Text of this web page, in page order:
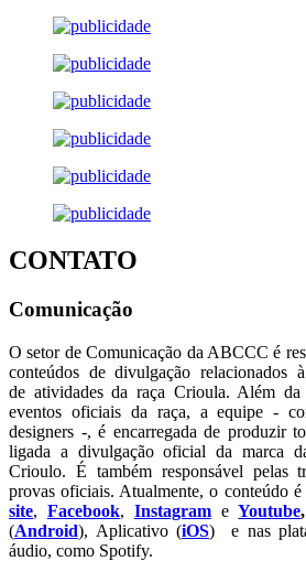
CONTATO
Comunicação
O setor de Comunicação da ABCCC é
conteúdos de divulgação relacionados
de atividades da raça Crioula. Além da
eventos oficiais da raça, a equipe -
designers -, é encarregada de produzir
ligada a divulgação oficial da marca
Crioulo. É também responsável pelas
provas oficiais. Atualmente, o conteúdo
site, Facebook, Instagram eYoutube
(Android), Aplicativo (iOS) e nas
áudio, como Spotify.